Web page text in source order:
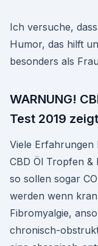
Ich versuche,
Humor, das hilft
besonders als
WARNUNG!
Test 2019 zeigt
Viele
CBD Öl Tropfen &
so sollen sogar
werden wenn
Fibromyalgie,
chronisch-